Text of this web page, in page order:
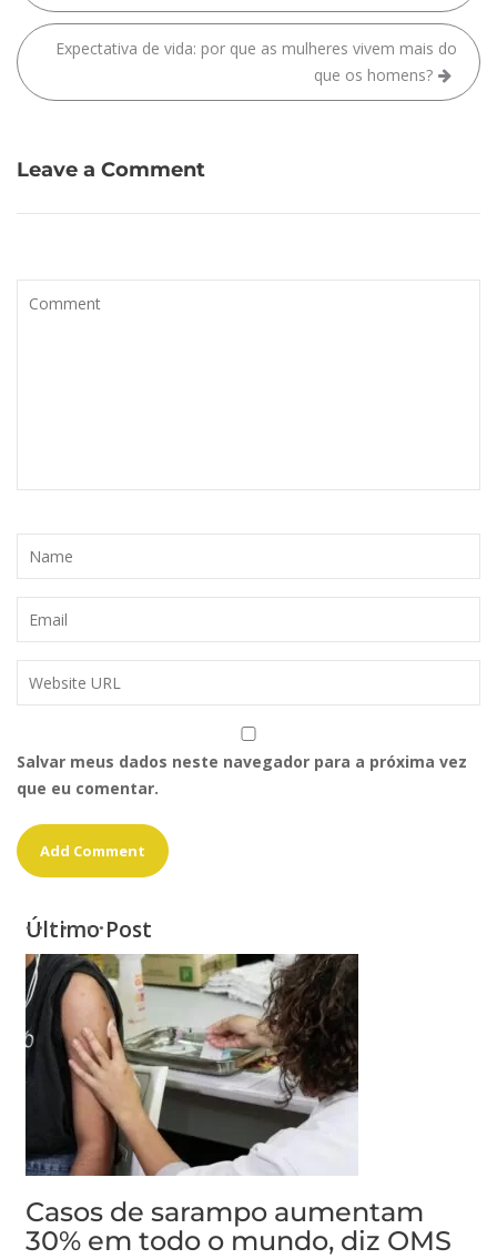
Expectativa de vida: por que as mulheres vivem mais do
que os homens?
Leave a Comment
Salvar meus dados neste navegador para a próxima vez
que eu comentar.
Último Post
Casos de sarampo aumentam
30% em todo o mundo, diz OMS